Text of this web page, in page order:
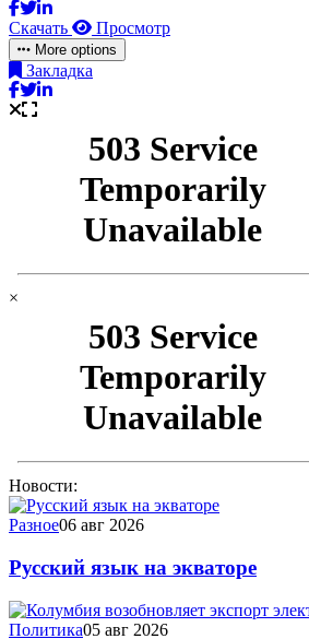
Скачать Просмотр
More options
Закладка
×
Новости:
Разное06 авг 2026
Русский язык на экваторе
Политика05 авг 2026